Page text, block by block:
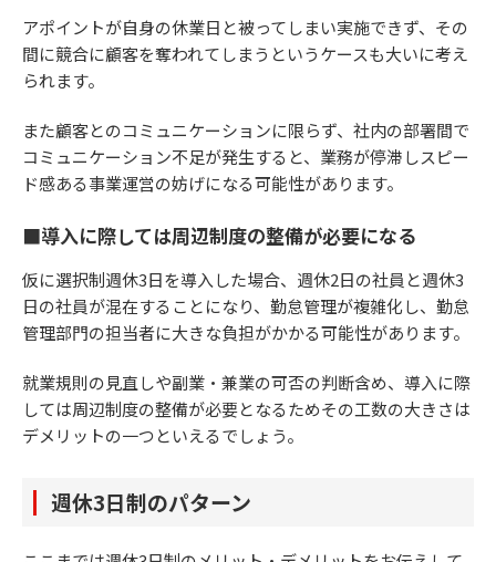
アポイントが自身の休業日と被ってしまい実施できず、その
間に競合に顧客を奪われてしまうというケースも大いに考え
られます。
また顧客とのコミュニケーションに限らず、社内の部署間で
コミュニケーション不足が発生すると、業務が停滞しスピー
ド感ある事業運営の妨げになる可能性があります。
■導入に際しては周辺制度の整備が必要になる
仮に選択制週休3日を導入した場合、週休2日の社員と週休3
日の社員が混在することになり、勤怠管理が複雑化し、勤怠
管理部門の担当者に大きな負担がかかる可能性があります。
就業規則の見直しや副業・兼業の可否の判断含め、導入に際
しては周辺制度の整備が必要となるためその工数の大きさは
デメリットの一つといえるでしょう。
週休3日制のパターン